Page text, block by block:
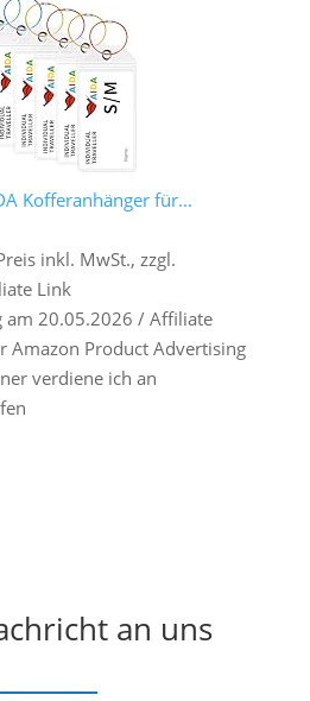
Kofferanhänger für...
inkl. MwSt., zzgl.
Link
am 20.05.2026 / Affiliate
Amazon Product Advertising
verdiene ich an
an uns